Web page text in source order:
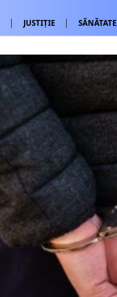
JUSTIȚIE SĂNĂTATE